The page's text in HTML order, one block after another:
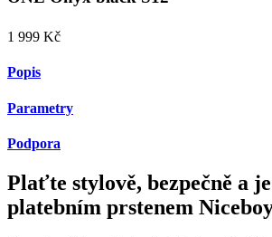
1 999 Kč
Popis
Parametry
Podpora
Plaťte stylově, bezpečně a
platebním prstenem